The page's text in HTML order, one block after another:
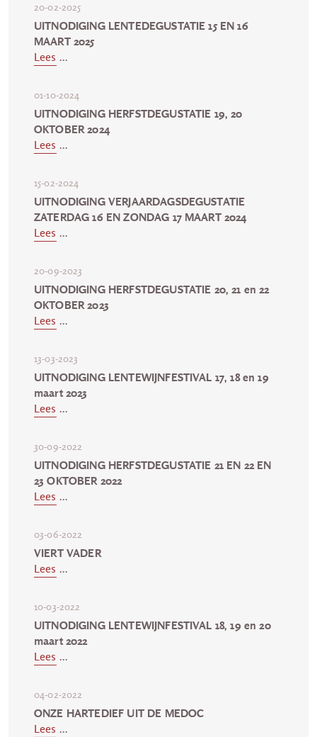
20-02-2025
UITNODIGING LENTEDEGUSTATIE 15 EN 16
MAART 2025
Lees ...
01-10-2024
UITNODIGING HERFSTDEGUSTATIE 19, 20
OKTOBER 2024
Lees ...
15-02-2024
UITNODIGING VERJAARDAGSDEGUSTATIE
ZATERDAG 16 EN ZONDAG 17 MAART 2024
Lees ...
20-09-2023
UITNODIGING HERFSTDEGUSTATIE 20, 21 en 22
OKTOBER 2023
Lees ...
13-03-2023
UITNODIGING LENTEWIJNFESTIVAL 17, 18 en 19
maart 2023
Lees ...
30-09-2022
UITNODIGING HERFSTDEGUSTATIE 21 EN 22 EN
23 OKTOBER 2022
Lees ...
03-06-2022
VIERT VADER
Lees ...
10-03-2022
UITNODIGING LENTEWIJNFESTIVAL 18, 19 en 20
maart 2022
Lees ...
04-02-2022
ONZE HARTEDIEF UIT DE MEDOC
Lees ...